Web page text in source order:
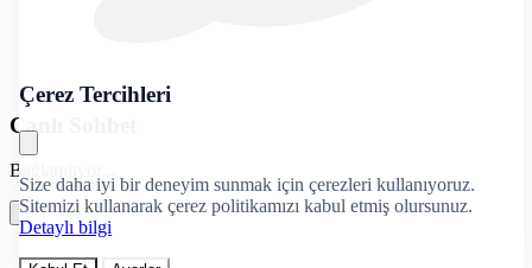
Çerez Tercihleri
Size daha iyi bir deneyim sunmak için çerezleri kullanıyoruz.
Sitemizi kullanarak çerez politikamızı kabul etmiş olursunuz.
Detaylı bilgi
Canlı Sohbet
Bağlanılıyor...